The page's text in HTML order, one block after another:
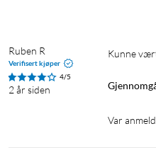
Ruben R
Verifisert kjøper
4/5
2 år siden
Kunne
Var